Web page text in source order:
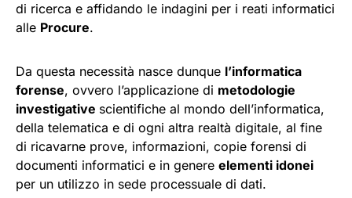
di ricerca e affidando le indagini per i reati informatici
alle Procure.
Da questa necessità nasce dunque l’informatica
forense, ovvero l’applicazione di metodologie
investigative scientifiche al mondo dell’informatica,
della telematica e di ogni altra realtà digitale, al fine
di ricavarne prove, informazioni, copie forensi di
documenti informatici e in genere elementi idonei
per un utilizzo in sede processuale di dati.